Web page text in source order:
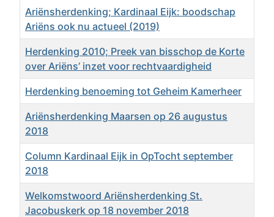
Ariënsherdenking; Kardinaal Eijk: boodschap
Ariëns ook nu actueel (2019)
Herdenking 2010; Preek van bisschop de Korte
over Ariëns’ inzet voor rechtvaardigheid
Herdenking benoeming tot Geheim Kamerheer
Ariënsherdenking Maarsen op 26 augustus
2018
Column Kardinaal Eijk in OpTocht september
2018
Welkomstwoord Ariënsherdenking St.
Jacobuskerk op 18 november 2018